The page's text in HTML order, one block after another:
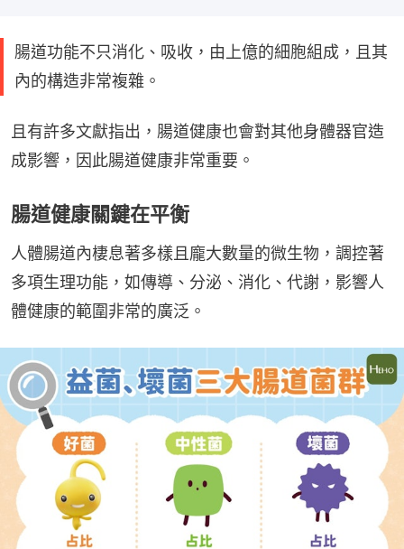
腸道功能不只消化、吸收，由上億的細胞組成，且其
內的構造非常複雜。
且有許多文獻指出，腸道健康也會對其他身體器官造
成影響，因此腸道健康非常重要。
腸道健康關鍵在平衡
人體腸道內棲息著多樣且龐大數量的微生物，調控著
多項生理功能，如傳導、分泌、消化、代謝，影響人
體健康的範圍非常的廣泛。